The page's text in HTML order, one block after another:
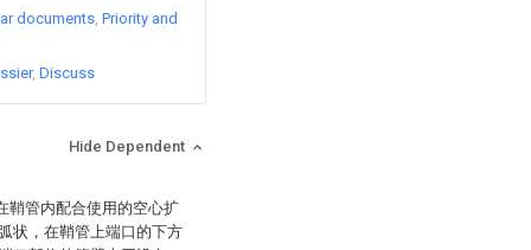
documents Priority and
Discuss
Hide Dependent
鞘管内配合使用的空心扩
状，在鞘管上端口的下方